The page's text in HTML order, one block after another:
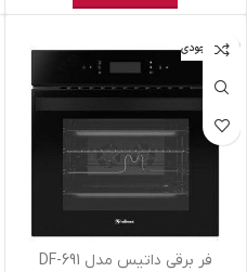
اتمام موجودی
فر برقی داتیس مدل DF-691